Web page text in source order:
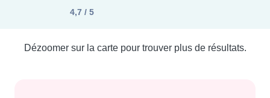
4,7 / 5
Dézoomer sur la carte pour trouver plus de résultats.